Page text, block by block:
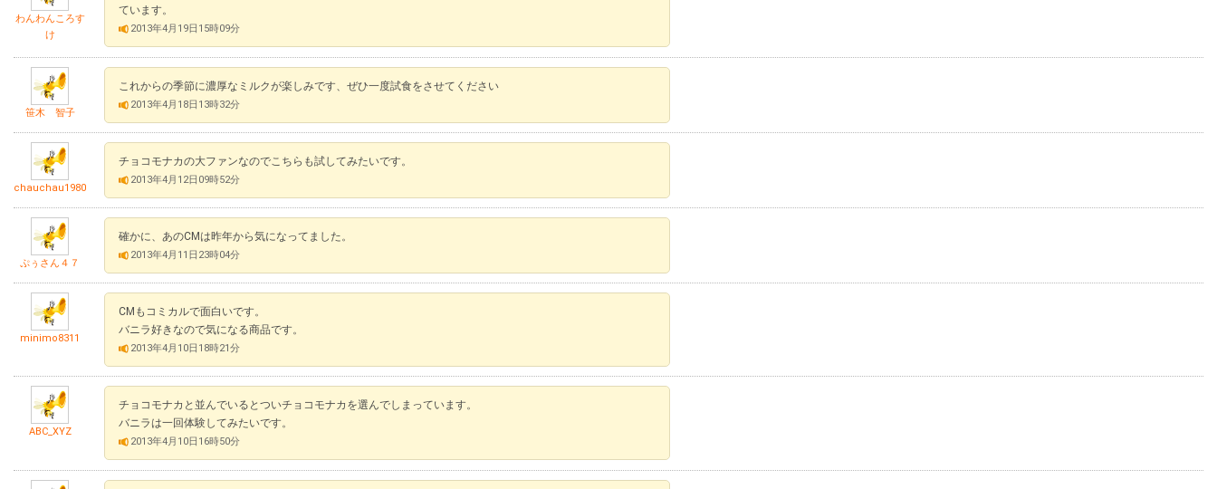
わんわんころす
け
ています。
2013年4月19日15時09分
笹木 智子
これからの季節に濃厚なミルクが楽しみです、ぜひ一度試食をさせてください
2013年4月18日13時32分
chauchau1980
チョコモナカの大ファンなのでこちらも試してみたいです。
2013年4月12日09時52分
ぷぅさん４７
確かに、あのCMは昨年から気になってました。
2013年4月11日23時04分
minimo8311
CMもコミカルで面白いです。
バニラ好きなので気になる商品です。
2013年4月10日18時21分
ABC_XYZ
チョコモナカと並んでいるとついチョコモナカを選んでしまっています。
バニラは一回体験してみたいです。
2013年4月10日16時50分